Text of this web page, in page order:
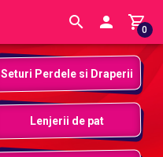
0
Seturi Perdele si Draperii
Lenjerii de pat